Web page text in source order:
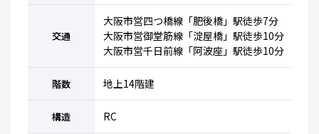
交通
大阪市営四つ橋線「肥後橋」駅徒歩7分
大阪市営御堂筋線「淀屋橋」駅徒歩10分
大阪市営千日前線「阿波座」駅徒歩10分
階数 地上14階建
構造 RC